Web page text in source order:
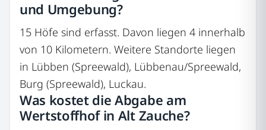
und Umgebung?
15 Höfe sind erfasst. Davon liegen 4 innerhalb
von 10 Kilometern. Weitere Standorte liegen
in Lübben (Spreewald), Lübbenau/Spreewald,
Burg (Spreewald), Luckau.
Was kostet die Abgabe am
Wertstoffhof in Alt Zauche?